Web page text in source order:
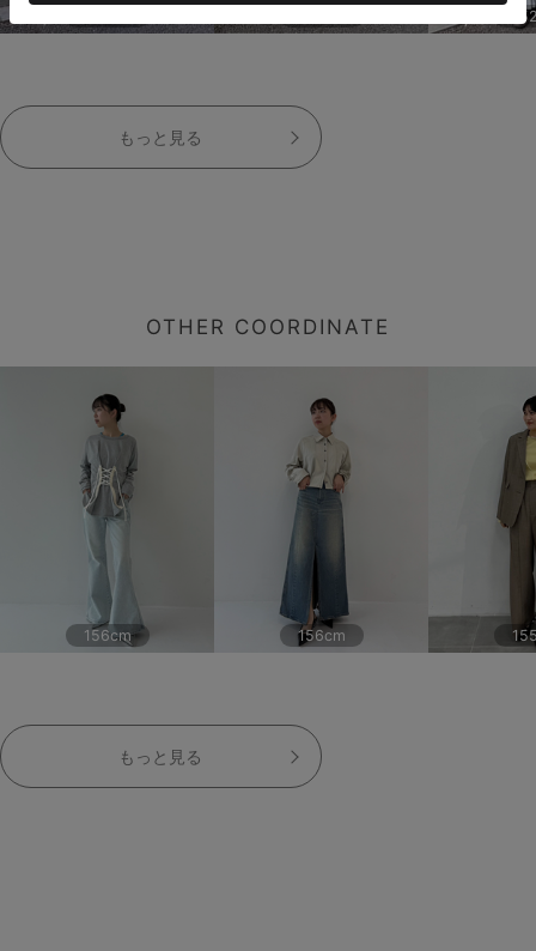
もっと見る
OTHER COORDINATE
156cm 156cm
もっと見る